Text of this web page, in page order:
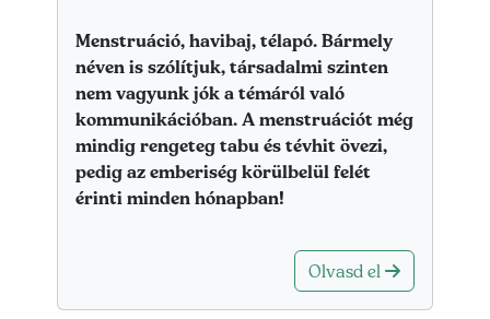
Lead szöveg
Menstruáció, havibaj, télapó. Bármely
néven is szólítjuk, társadalmi szinten
nem vagyunk jók a témáról való
kommunikációban. A menstruációt még
mindig rengeteg tabu és tévhit övezi,
pedig az emberiség körülbelül felét
érinti minden hónapban!
Olvasd el